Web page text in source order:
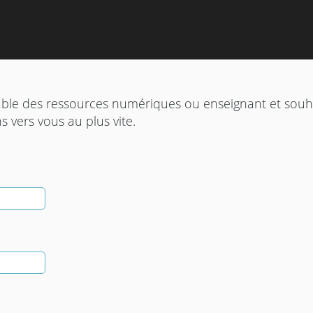
des ressources numériques ou enseignant et
vers vous au plus vite.